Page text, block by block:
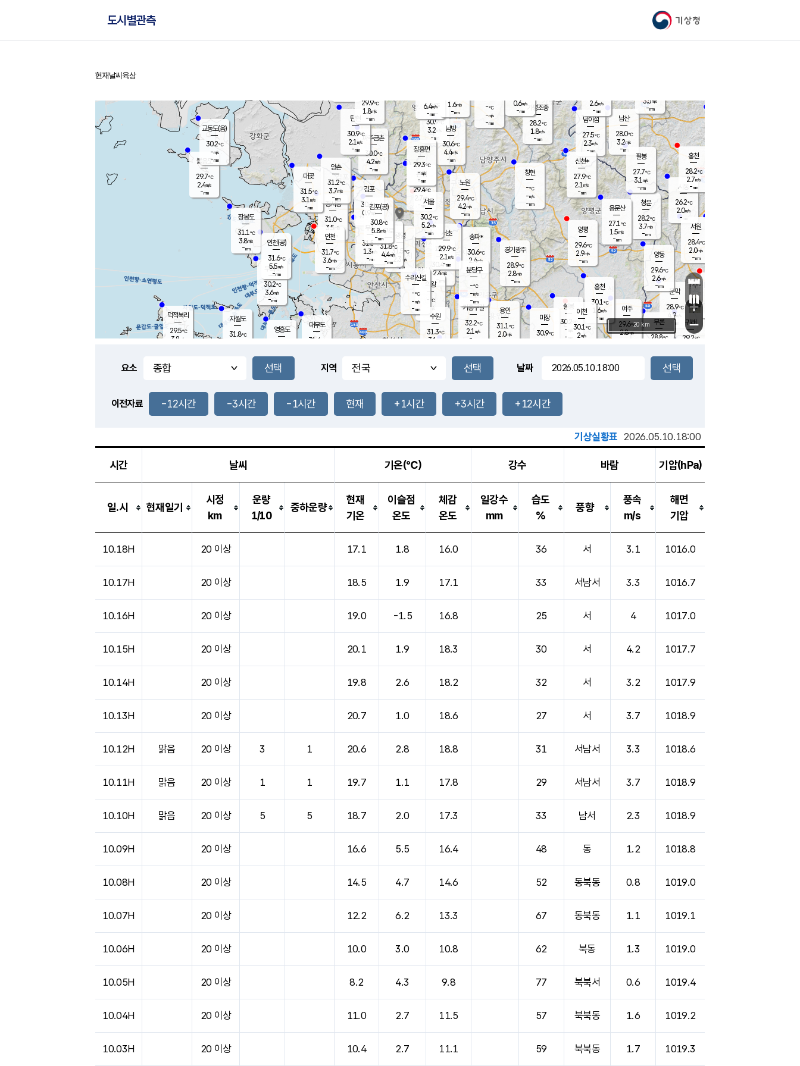
기상청
도시별관측
홈
현재날씨 육상
풍도
3.2m/s
문막
28.9℃
4.9m/s
mm
남이섬
27.5℃
2.3m/s
-mm
무의도
30.2℃
3.6m/s
-mm
영흥도
볼음도
29.7℃
2.4m/s
-mm
자월도
31.8℃
양주
30.9℃
3.2
-mm
부론
28.8℃
과천
30.4℃
2.4m/s
- mm
남산
28.0℃
3.2m/s
-mm
장봉도
31.1℃
3.8m/s
-mm
-mm
청운
28.2℃
3.7m/s
-mm
팔봉
27.7℃
3.1 m/s
-mm
-mm
용인
31.1℃
2.0m/s
여주
29.6℃
2.8m/s
양동
29.6℃
2.6m/s
-mm
경기광주
28.9℃
2.8m/s
-mm
장호원
2.6m/s
-mm
30.8
℃
대부도
31.4
-
경서동
31.0℃
3.5 m/s
-mm
파주금촌
30.0℃
4.2m/s
-mm
가평조종
28.2℃
1.8m/s
-mm
-℃
-m/s
-mm
대곶
31.5℃
3.1 m/s
-mm
신천*
27.9℃
2.1 m/s
-mm
창현
-℃
-m/s
-mm
탄현
30.9℃
2.1 m/s
-mm
0.6m/s
-mm
32.3℃
1.3m/s
-mm
흥천
30.1℃
1.6m/s
-mm
마장
30.9℃
의왕
- ℃
m/s
mm
김포
30.6℃
0.9 m/s
mm
설봉
30.2
-m/s
- mm
광명
31.5 ℃
2.3 m/s
-mm
부천
31.5℃
1.3m/s
-mm
-mm
양촌
31.2℃
3.7m/s
-mm
구로
31.8℃
4.4m/s
-mm
은평
29.4℃
2.7 m/s
- mm
노원
29.4℃
4.2m/s
-mm
송파*
30.6℃
2.4m/s
-mm
서초
29.9℃
2.1 m/s
-mm
남방
30.6℃
4.4m/s
-mm
기흥구갈
32.2℃
2.1 m/s
-
수리산길
-℃
-m/s
-mm
분당구
-℃
-m/s
-mm
장흥면
29.3℃
-m/s
-mm
6.4m/s
-mm
시동
26.2℃
2.0m/s
- mm
귀래
29.2℃
서원
28.4℃
2.0m/s
-mm
용문산
27.1℃
1.5m/s
-mm
덕적북리
29.5℃
3.8 m/s
인천(공)
31.6℃
5.5m/s
-mm
김포(공)
30.8℃
5.8m/s
-mm
교동도(음)
30.2℃
-m/s
-mm
홍천
28.2℃
2.7m/s
-mm
이천
30.1℃
2m/s
양평
29.6℃
2.9m/s
-mm
수원
31.3℃
3.1 m/s
인천
31.7℃
3.6m/s
-mm
서울
30.2℃
5.2m/s
-mm
3.5m/s
-mm
29.9℃
1.8m/s
-mm
1.6m/s
-mm
+
−
20 km
요소 지역 날짜
이전자료 -12시간 -3시간 -1시간 현재 +1시간 +3시간 +12시간
기상실황표 2026.05.10.18:00
시간 날씨 기온(℃) 강수 바람 기압(hPa)
일.시 현재일기
시정
km
운량
1/10
중하운량
현재
기온
이슬점
온도
체감
온도
일강수
mm
습도
%
풍향
풍속
m/s
해면
기압
10.18H 20 이상 17.1 1.8 16.0 36 서 3.1 1016.0
10.17H 20 이상 18.5 1.9 17.1 33 서남서 3.3 1016.7
10.16H 20 이상 19.0 -1.5 16.8 25 서 4 1017.0
10.15H 20 이상 20.1 1.9 18.3 30 서 4.2 1017.7
10.14H 20 이상 19.8 2.6 18.2 32 서 3.2 1017.9
10.13H 20 이상 20.7 1.0 18.6 27 서 3.7 1018.9
10.12H 맑음 20 이상 3 1 20.6 2.8 18.8 31 서남서 3.3 1018.6
10.11H 맑음 20 이상 1 1 19.7 1.1 17.8 29 서남서 3.7 1018.9
10.10H 맑음 20 이상 5 5 18.7 2.0 17.3 33 남서 2.3 1018.9
10.09H 20 이상 16.6 5.5 16.4 48 동 1.2 1018.8
10.08H 20 이상 14.5 4.7 14.6 52 동북동 0.8 1019.0
10.07H 20 이상 12.2 6.2 13.3 67 동북동 1.1 1019.1
10.06H 20 이상 10.0 3.0 10.8 62 북동 1.3 1019.0
10.05H 20 이상 8.2 4.3 9.8 77 북북서 0.6 1019.4
10.04H 20 이상 11.0 2.7 11.5 57 북북동 1.6 1019.2
10.03H 20 이상 10.4 2.7 11.1 59 북북동 1.7 1019.3